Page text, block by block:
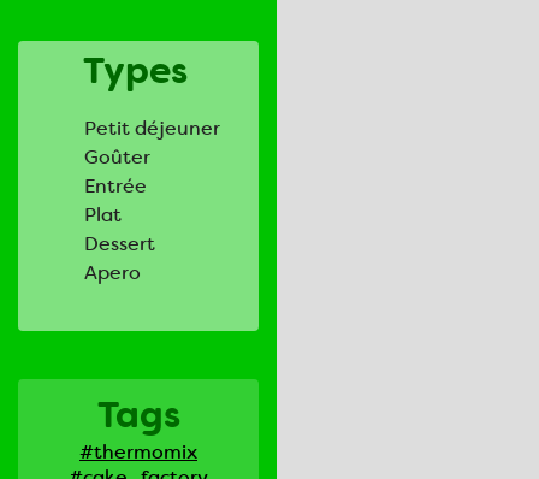
Types
Petit déjeuner
Goûter
Entrée
Plat
Dessert
Apero
Tags
#thermomix